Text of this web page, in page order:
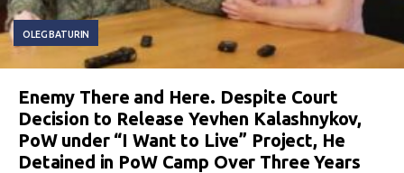
OLEG BATURIN
Enemy There and Here. Despite Court
Decision to Release Yevhen Kalashnykov,
PoW under “I Want to Live” Project, He
Detained in PoW Camp Over Three Years